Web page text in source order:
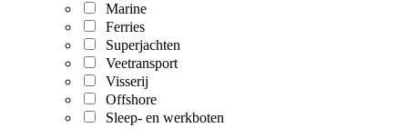
Marine
Ferries
Superjachten
Veetransport
Visserij
Offshore
Sleep- en werkboten